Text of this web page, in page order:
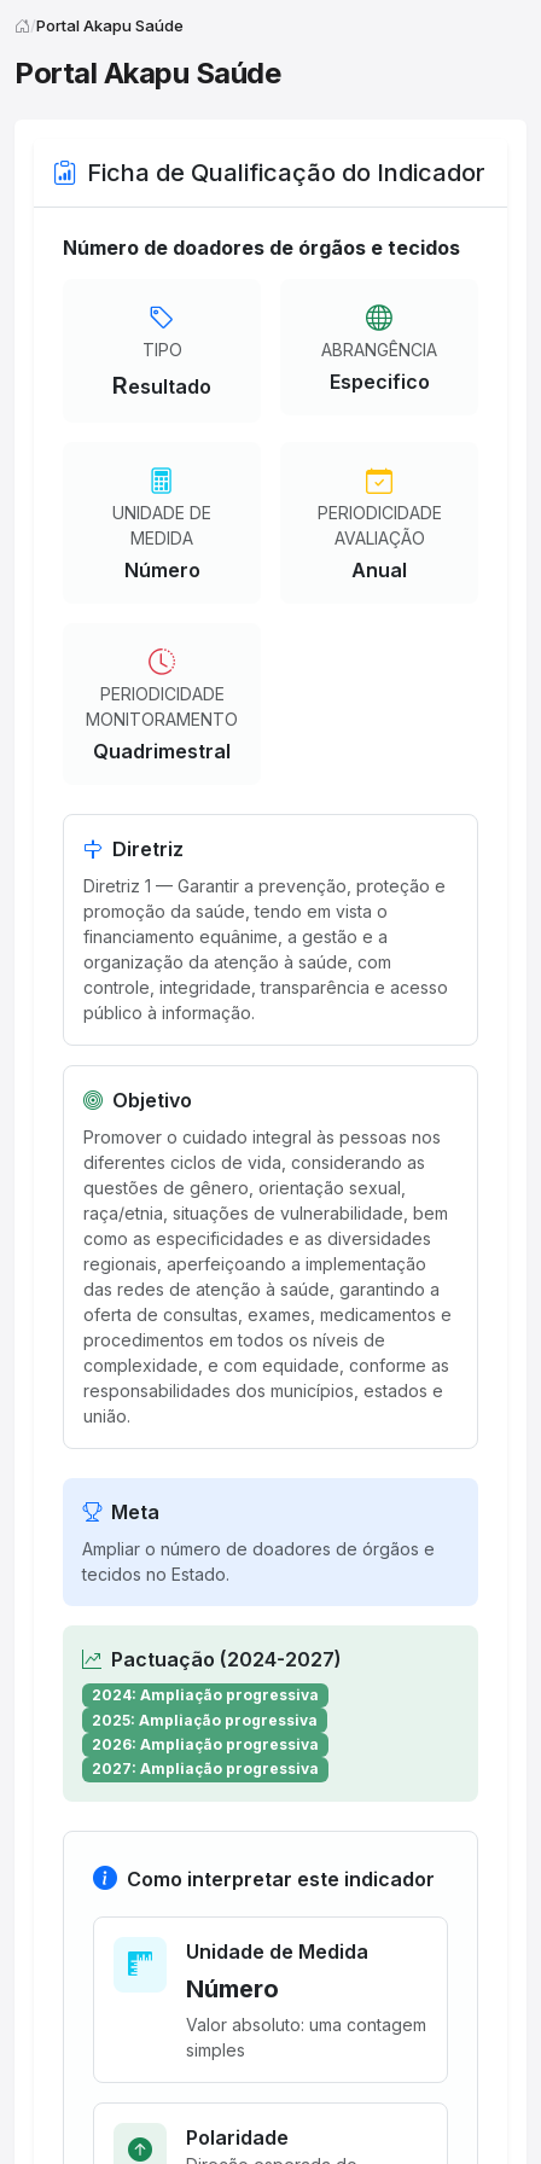
Portal Akapu Saúde
Portal Akapu Saúde
Ficha de Qualificação do Indicador
Número de doadores de órgãos e tecidos
TIPO
Resultado
ABRANGÊNCIA
Especifico
UNIDADE DE
MEDIDA
Número
PERIODICIDADE
AVALIAÇÃO
Anual
PERIODICIDADE
MONITORAMENTO
Quadrimestral
Diretriz
Diretriz 1 — Garantir a prevenção, proteção e
promoção da saúde, tendo em vista o
financiamento equânime, a gestão e a
organização da atenção à saúde, com
controle, integridade, transparência e acesso
público à informação.
Objetivo
Promover o cuidado integral às pessoas nos
diferentes ciclos de vida, considerando as
questões de gênero, orientação sexual,
raça/etnia, situações de vulnerabilidade, bem
como as especificidades e as diversidades
regionais, aperfeiçoando a implementação
das redes de atenção à saúde, garantindo a
oferta de consultas, exames, medicamentos e
procedimentos em todos os níveis de
complexidade, e com equidade, conforme as
responsabilidades dos municípios, estados e
união.
Meta
Ampliar o número de doadores de órgãos e
tecidos no Estado.
Pactuação (2024-2027)
2024: Ampliação progressiva
2025: Ampliação progressiva
2026: Ampliação progressiva
2027: Ampliação progressiva
Como interpretar este indicador
Unidade de Medida
Número
Valor absoluto: uma contagem
simples
Polaridade